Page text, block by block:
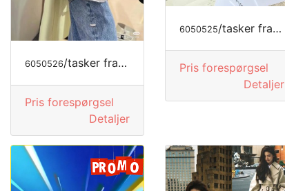
6050526/tasker fra MODE LUKSUS
Pris forespørgsel
Detaljer
6050525/tasker fra MODE LUKSUS
Pris forespørgsel
Detaljer